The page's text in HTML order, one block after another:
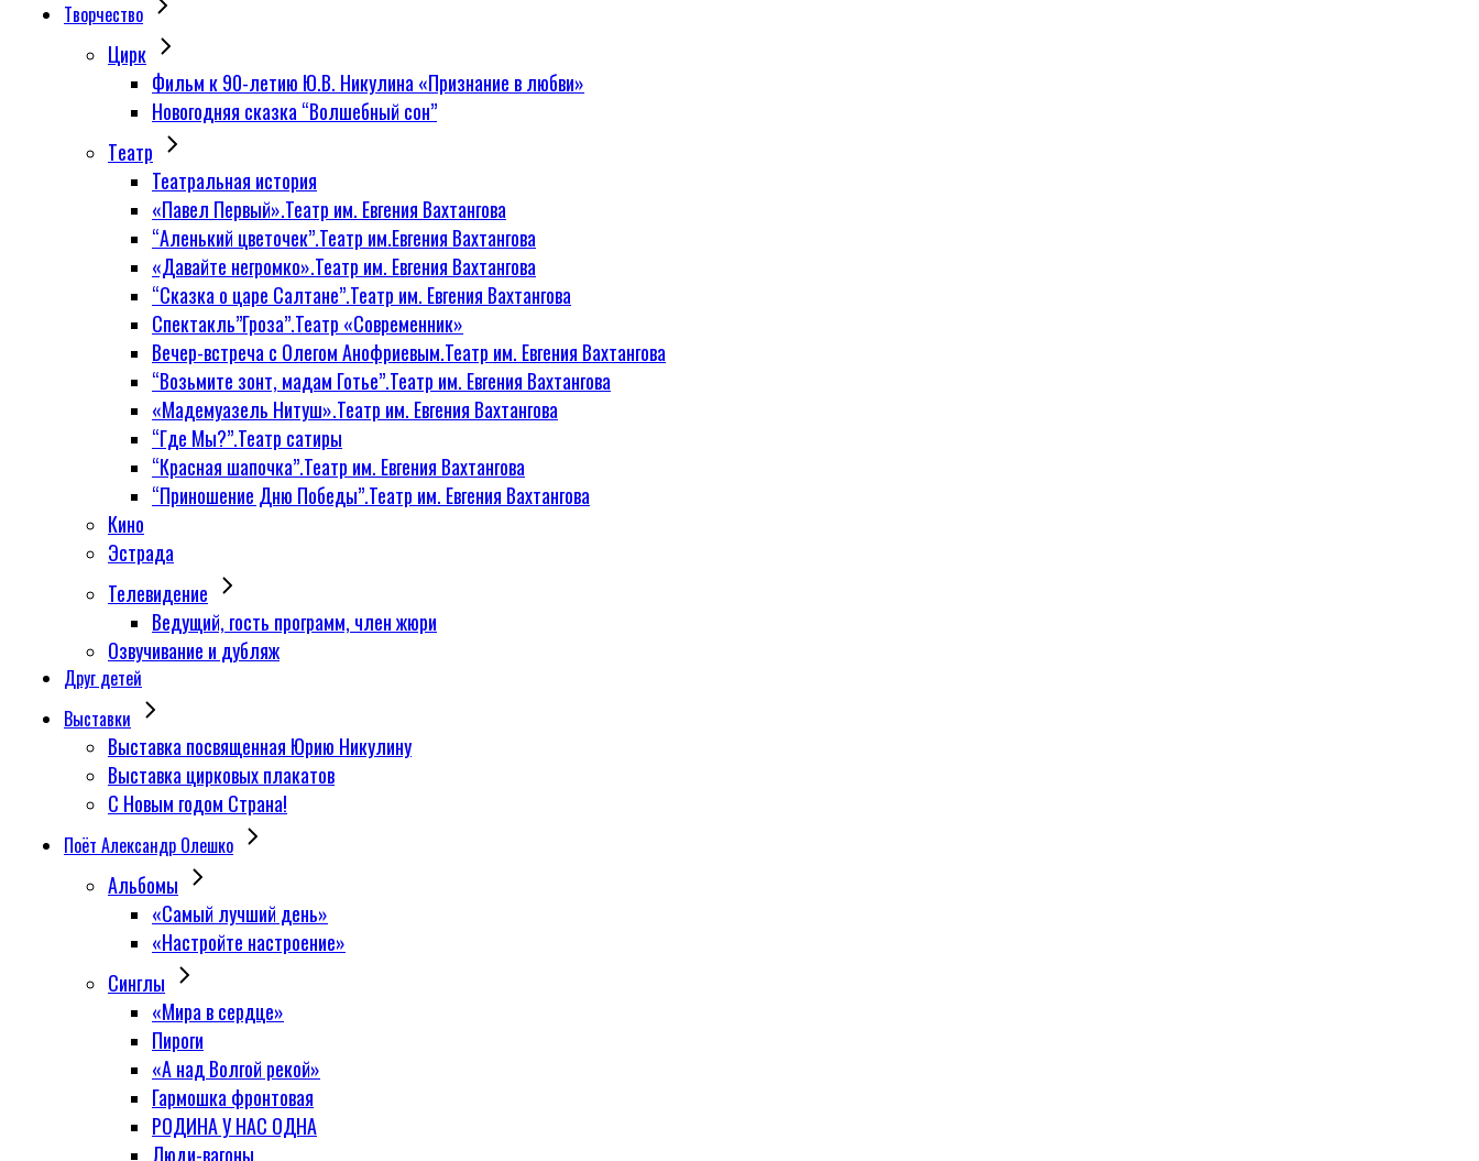
Творчество
Цирк
Фильм к 90-летию Ю.В. Никулина «Признание в любви»
Новогодняя сказка “Волшебный сон”
Tеатр
Театральная история
«Павел Первый».Театр им. Евгения Вахтангова
“Аленький цветочек”.Театр им.Евгения Вахтангова
«Давайте негромко».Театр им. Евгения Вахтангова
“Сказка о царе Салтане”.Театр им. Евгения Вахтангова
Спектакль”Гроза”.Театр «Современник»
Вечер-встреча с Олегом Анофриевым.Театр им. Евгения Вахтангова
“Возьмите зонт, мадам Готье”.Театр им. Евгения Вахтангова
«Мадемуазель Нитуш».Театр им. Евгения Вахтангова
“Где Мы?”.Театр сатиры
“Красная шапочка”.Театр им. Евгения Вахтангова
“Приношение Дню Победы”.Театр им. Евгения Вахтангова
Кино
Эстрада
Телевидение
Ведущий, гость программ, член жюри
Озвучивание и дубляж
Друг детей
Выставки
Выставка посвященная Юрию Никулину
Выставка цирковых плакатов
С Новым годом Страна!
Поёт Александр Олешко
Альбомы
«Самый лучший день»
«Настройте настроение»
Синглы
«Мира в сердце»
Пироги
«А над Волгой рекой»
Гармошка фронтовая
РОДИНА У НАС ОДНА
Люди-вагоны